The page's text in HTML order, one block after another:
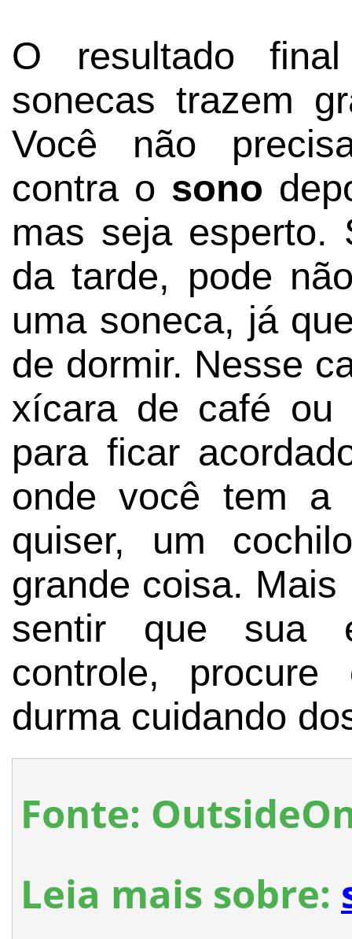
O resultado
sonecas trazem
Você não
contra o sono
mas seja esperto.
da tarde, pode
uma soneca, já
de dormir. Nesse
xícara de café ou
para ficar
onde você tem a
quiser, um
grande coisa.
sentir que sua
controle, procure
durma cuidando
Fonte:
Leia mais sobre: